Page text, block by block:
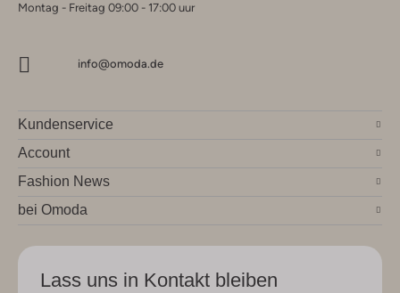
Montag - Freitag 09:00 - 17:00 uur
info@omoda.de
Kundenservice
Account
Fashion News
bei Omoda
Lass uns in Kontakt bleiben